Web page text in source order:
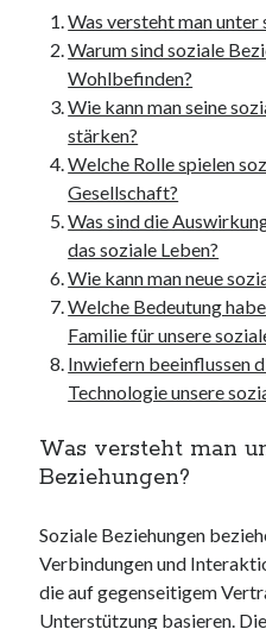
Uncategorized
unterkunft
unterkünfte
websiten
wordpress
Was versteht man unter
Warum sind soziale
Wohlbefinden?
Wie kann man seine
stärken?
Welche Rolle spielen
Gesellschaft?
Was sind die
das soziale Leben?
Wie kann man neue
Welche Bedeutung
Familie für unsere
Inwiefern beeinflussen
Technologie unsere
Was versteht man
Beziehungen?
Soziale Beziehungen
Verbindungen und
die auf gegenseitigem
Unterstützung basieren.